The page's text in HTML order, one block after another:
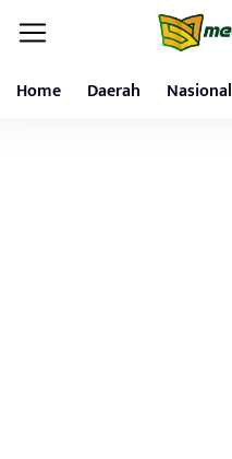
Home Daerah Nasional